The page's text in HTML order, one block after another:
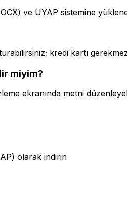
ve UYAP sistemine
kredi kartı
miyim?
ekranında metni
olarak indirin